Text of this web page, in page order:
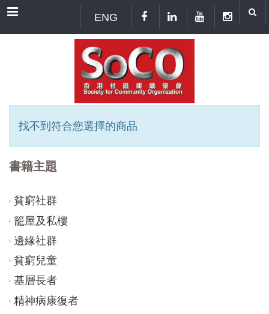
Menu ENG
找不到符合您選擇的商品
書籍主題
貧窮社群
籠屋及私樓
邊緣社群
貧窮兒童
基層長者
精神病康復者